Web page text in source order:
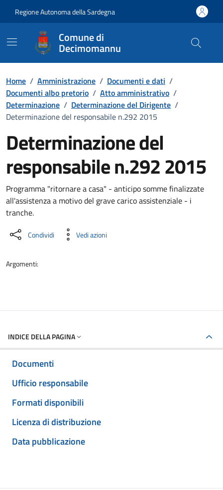
Regione Autonoma della Sardegna
Comune di
Decimomannu
Home / Amministrazione / Documenti e dati /
Documenti albo pretorio / Atto amministrativo /
Determinazione / Determinazione del Dirigente /
Determinazione del responsabile n.292 2015
Determinazione del
responsabile n.292 2015
Dettaglio del documento
Programma "ritornare a casa" - anticipo somme finalizzate
all'assistenza a motivo del grave carico assistenziale - i
tranche.
Condividi Vedi azioni
Argomenti:
INDICE DELLA PAGINA
Documenti
Ufficio responsabile
Formati disponibili
Licenza di distribuzione
Data pubblicazione